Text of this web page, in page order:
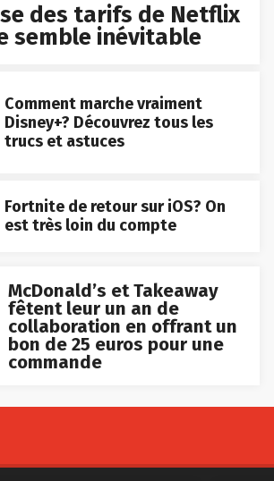
des tarifs de Netflix
semble inévitable
Comment marche vraiment
Disney+? Découvrez tous les
trucs et astuces
Fortnite de retour sur iOS? On
est très loin du compte
McDonald’s et Takeaway
fêtent leur un an de
collaboration en offrant un
bon de 25 euros pour une
commande